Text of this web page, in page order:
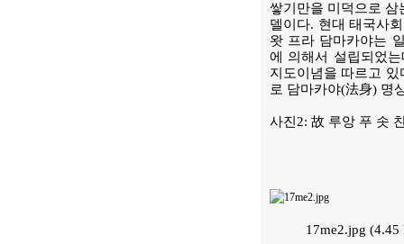
쌓기만을 미덕으로
델이다. 현대 태국사
왓 프라 담마카야는
에 의해서 설립되었
지도이념을 따르고
로 담마카야(法身) 명
사진2: 故 루앙 푸 솟
17me2.jpg